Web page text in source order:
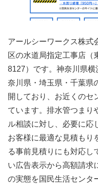
アールシーワークス株式
区の水道局指定工事店（
8127）です。神奈川県
奈川県・埼玉県・千葉県
開しており、お近くのセ
ています。排水管つまり
ル相談に対し、必要に応
お客様に最適な見積もり
る事前見積りにも対応し
い広告表示から高額請求
の実態を国民生活センタ